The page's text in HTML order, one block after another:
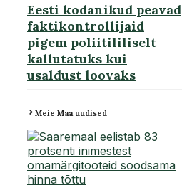
Eesti kodanikud peavad
faktikontrollijaid
pigem poliitililiselt
kallutatuks kui
usaldust loovaks
Meie Maa uudised